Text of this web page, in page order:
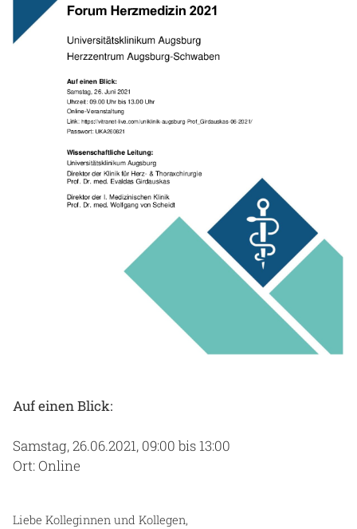
Auf einen Blick:
Samstag, 26.06.2021, 09:00 bis 13:00
Ort: Online
Liebe Kolleginnen und Kollegen,